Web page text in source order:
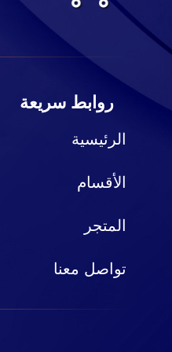
روابط سريعة
الرئيسية
الأقسام
المتجر
تواصل معنا